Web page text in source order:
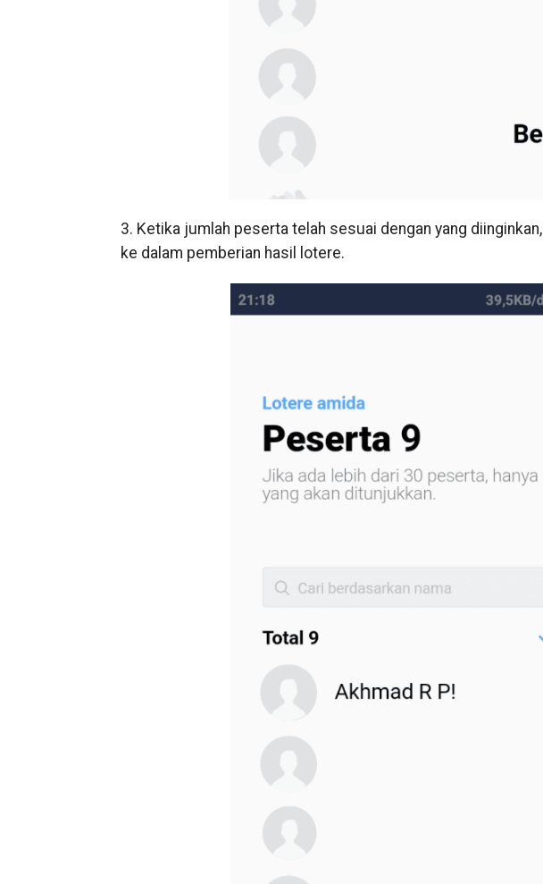
3. Ketika jumlah peserta telah sesuai dengan yang diinginkan,
ke dalam pemberian hasil lotere.